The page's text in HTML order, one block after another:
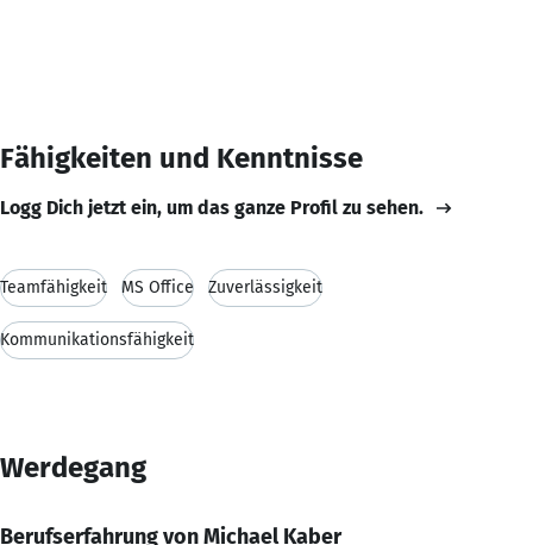
Fähigkeiten und Kenntnisse
Logg Dich jetzt ein, um das ganze Profil zu sehen.
Teamfähigkeit MS Office Zuverlässigkeit
Kommunikationsfähigkeit
Werdegang
Berufserfahrung von Michael Kaber